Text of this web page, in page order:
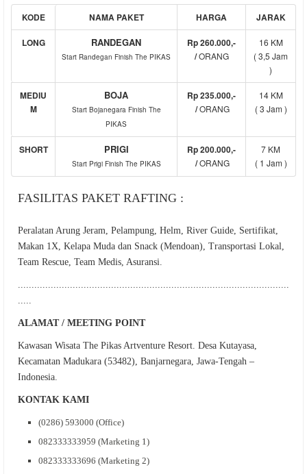
KODE NAMA PAKET HARGA JARAK
LONG RANDEGAN
Start Randegan Finish The PIKAS
Rp 260.000,-
/ORANG
16 KM
( 3,5 Jam
)
MEDIU
M
BOJA
Start Bojanegara Finish The
PIKAS
Rp 235.000,-
/ORANG
14 KM
( 3 Jam )
SHORT PRIGI
Start Prigi Finish The PIKAS
Rp 200.000,-
/ORANG
7 KM
( 1 Jam )
FASILITAS PAKET RAFTING :
Peralatan Arung Jeram, Pelampung, Helm, River Guide, Sertifikat,
Makan 1X, Kelapa Muda dan Snack (Mendoan), Transportasi Lokal,
Team Rescue, Team Medis, Asuransi.
...................................................................................................
.....
ALAMAT / MEETING POINT
Kawasan Wisata The Pikas Artventure Resort. Desa Kutayasa,
Kecamatan Madukara (53482), Banjarnegara, Jawa-Tengah –
Indonesia.
KONTAK KAMI
(0286) 593000 (Office)
082333333959 (Marketing 1)
082333333696 (Marketing 2)